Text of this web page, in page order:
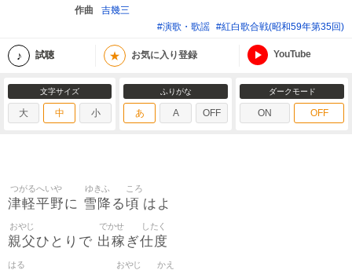
作曲
吉幾三
#演歌・歌謡 #紅白歌合戦(昭和59年第35回)
試聴 ★ お気に入り登録 YouTube
文字サイズ
大 中 小
ふりがな
あ A OFF
ダークモード
ON OFF
津軽平野
つがるへいや
に 雪降
ゆきふ
る頃
ころ
はよ
親父
おやじ
ひとりで 出稼
でかせ
ぎ仕度
したく
はる おやじ かえ